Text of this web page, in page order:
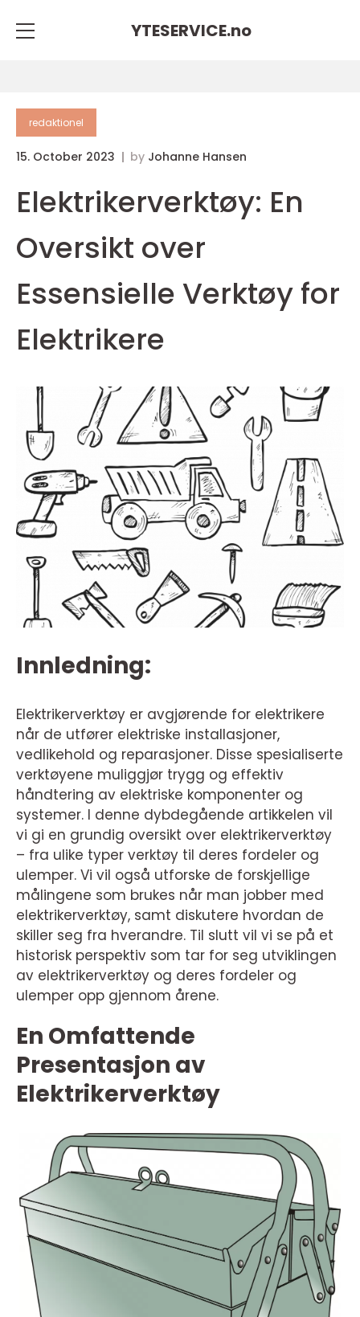
YTESERVICE.no
redaktionel
15. October 2023 by Johanne Hansen
Elektrikerverktøy: En
Oversikt over
Essensielle Verktøy for
Elektrikere
Innledning:
Elektrikerverktøy er avgjørende for elektrikere
når de utfører elektriske installasjoner,
vedlikehold og reparasjoner. Disse spesialiserte
verktøyene muliggjør trygg og effektiv
håndtering av elektriske komponenter og
systemer. I denne dybdegående artikkelen vil
vi gi en grundig oversikt over elektrikerverktøy
– fra ulike typer verktøy til deres fordeler og
ulemper. Vi vil også utforske de forskjellige
målingene som brukes når man jobber med
elektrikerverktøy, samt diskutere hvordan de
skiller seg fra hverandre. Til slutt vil vi se på et
historisk perspektiv som tar for seg utviklingen
av elektrikerverktøy og deres fordeler og
ulemper opp gjennom årene.
En Omfattende
Presentasjon av
Elektrikerverktøy